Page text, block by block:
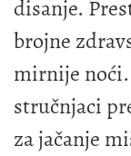
disanje.
brojne
mirnije
stručnjaci
za jačanje